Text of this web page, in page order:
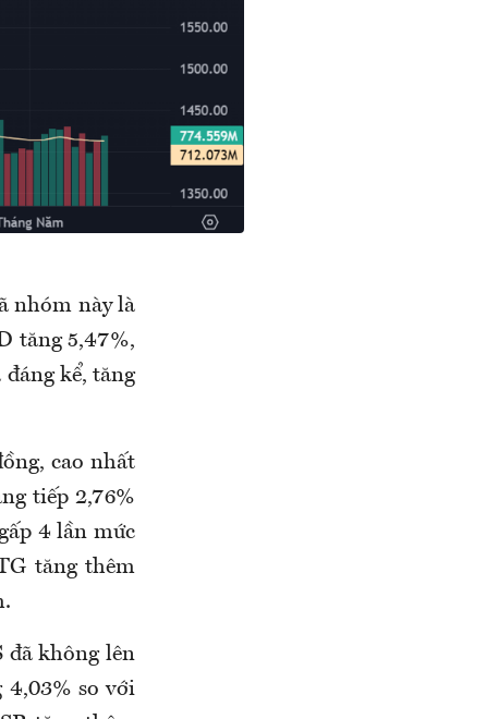
nhóm này là
tăng 5,47%,
kể, tăng
cao nhất
tiếp 2,76%
4 lần mức
tăng thêm
đã không lên
4,03% so với